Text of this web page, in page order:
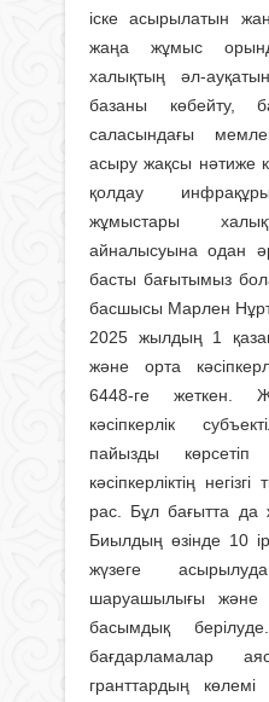
іске асырылатын
жаңа жұмыс
халықтың әл-
базаны көбейту,
саласындағы
асыру жақсы нәтиже
қолдау
жұмыстары
айналысуына одан
басты бағытымыз
басшысы Марлен
2025 жылдың 1
және орта
6448-ге жеткен.
кәсіпкерлік
пайызды
кәсіпкерліктің
рас. Бұл бағытта да
Биылдың өзінде 10
жүзеге
шаруашылығы және
басымдық
бағдарламалар
гранттардың көлемі